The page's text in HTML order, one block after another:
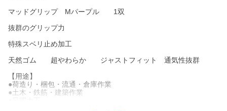
マッドグリップ Mパープル 1双
抜群のグリップ力
特殊スベリ止め加工
天然ゴム 超やわらか ジャストフィット 通気性抜群
【用途】
●荷造り・梱包・流通・倉庫作業
●土木・鉄筋・建築作業